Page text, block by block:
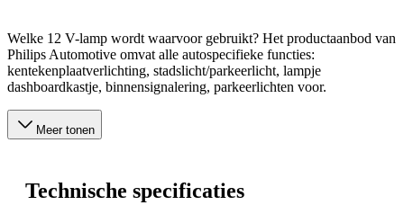
Welke 12 V-lamp wordt waarvoor gebruikt? Het productaanbod van
Philips Automotive omvat alle autospecifieke functies:
kentekenplaatverlichting, stadslicht/parkeerlicht, lampje
dashboardkastje, binnensignalering, parkeerlichten voor.
Meer tonen
Technische specificaties